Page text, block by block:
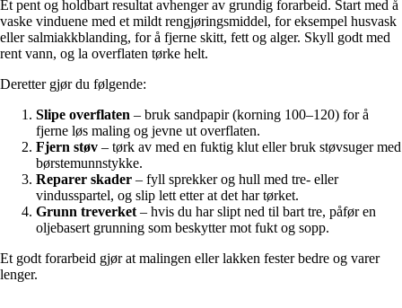
Et pent og holdbart resultat avhenger av grundig forarbeid. Start med å
vaske vinduene med et mildt rengjøringsmiddel, for eksempel husvask
eller salmiakkblanding, for å fjerne skitt, fett og alger. Skyll godt med
rent vann, og la overflaten tørke helt.
Deretter gjør du følgende:
Slipe overflaten – bruk sandpapir (korning 100–120) for å
fjerne løs maling og jevne ut overflaten.
Fjern støv – tørk av med en fuktig klut eller bruk støvsuger med
børstemunnstykke.
Reparer skader – fyll sprekker og hull med tre- eller
vindusspartel, og slip lett etter at det har tørket.
Grunn treverket– hvis du har slipt ned til bart tre, påfør en
oljebasert grunning som beskytter mot fukt og sopp.
Et godt forarbeid gjør at malingen eller lakken fester bedre og varer
lenger.